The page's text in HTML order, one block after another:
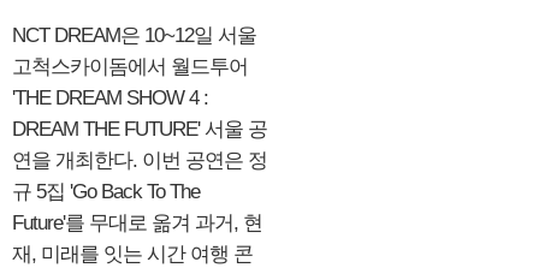
NCT DREAM은 10~12일 서울
고척스카이돔에서 월드투어
'THE DREAM SHOW 4 :
DREAM THE FUTURE' 서울 공
연을 개최한다. 이번 공연은 정
규 5집 'Go Back To The
Future'를 무대로 옮겨 과거, 현
재, 미래를 잇는 시간 여행 콘